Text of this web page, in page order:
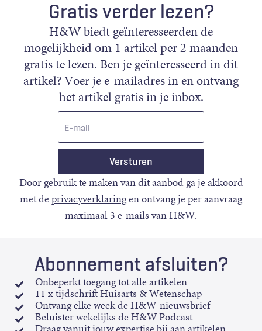
Gratis verder lezen?
H&W biedt geïnteresseerden de
mogelijkheid om 1 artikel per 2 maanden
gratis te lezen. Ben je geïnteresseerd in dit
artikel? Voer je e-mailadres in en ontvang
het artikel gratis in je inbox.
Door gebruik te maken van dit aanbod ga je akkoord
met deprivacyverklaringen ontvang je per aanvraag
maximaal 3 e-mails van H&W.
Abonnement afsluiten?
Onbeperkt toegang tot alle artikelen
11 x tijdschrift Huisarts & Wetenschap
Ontvang elke week de H&W-nieuwsbrief
Beluister wekelijks de H&W Podcast